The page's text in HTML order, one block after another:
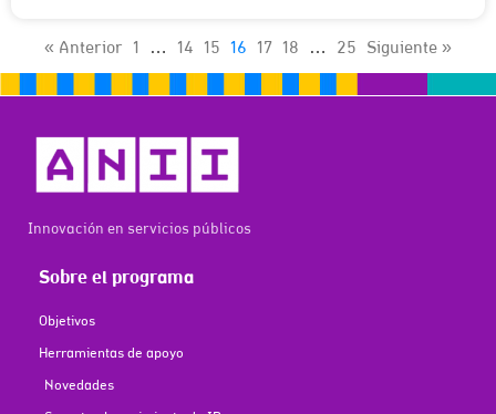
« Anterior 1 … 14 15 16 17 18 … 25 Siguiente »
Innovación en servicios públicos
Sobre el programa
Objetivos
Herramientas de apoyo
Novedades